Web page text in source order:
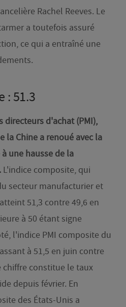
Rachel Reeves. Le
a toutefois assuré
ce qui a entraîné une
: 51.3
directeurs d'achat (PMI),
la Chine a renoué avec la
une hausse de la
L'indice composite, qui
secteur manufacturier et
51,3 contre 49,6 en
à 50 étant signe
l'indice PMI composite du
à 51,5 en juin contre
chiffre constitue le taux
depuis février. En
des États-Unis a